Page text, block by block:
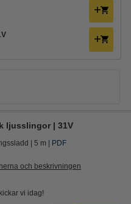
ljusslingor | 31V
5 m PDF
och beskrivningen
vi idag!